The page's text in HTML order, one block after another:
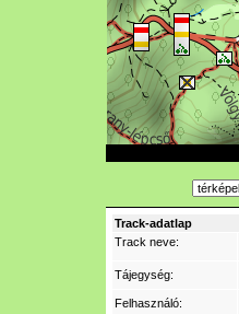
Track-adatlap
Track neve:
Tájegység:
Felhasználó: